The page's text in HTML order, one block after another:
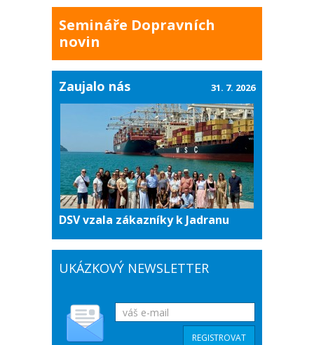
Semináře Dopravních
novin
Zaujalo nás
DSV vzala zákazníky k Jadranu
31. 7. 2026
UKÁZKOVÝ NEWSLETTER